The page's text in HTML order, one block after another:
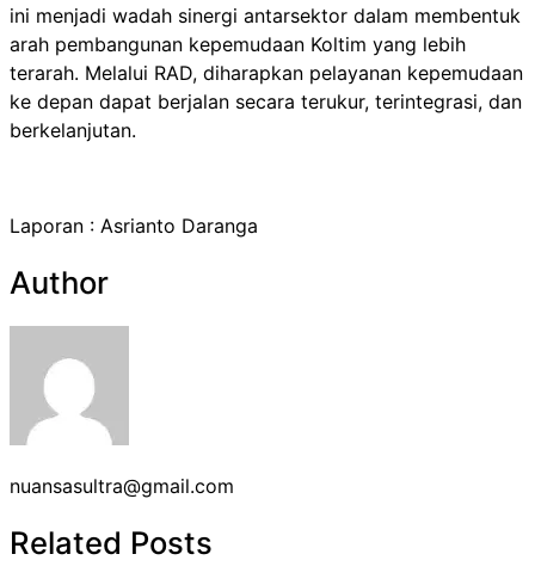
ini menjadi wadah sinergi antarsektor dalam membentuk
arah pembangunan kepemudaan Koltim yang lebih
terarah. Melalui RAD, diharapkan pelayanan kepemudaan
ke depan dapat berjalan secara terukur, terintegrasi, dan
berkelanjutan.
Laporan : Asrianto Daranga
Author
nuansasultra@gmail.com
Related Posts